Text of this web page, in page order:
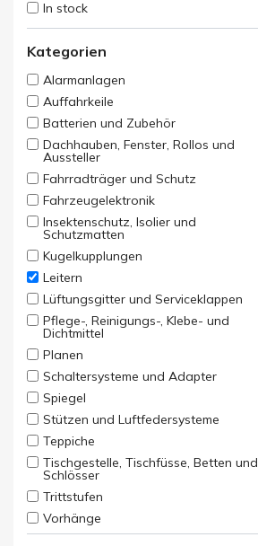
In stock
Kategorien
Alarmanlagen
Auffahrkeile
Batterien und Zubehör
Dachhauben, Fenster, Rollos und
Aussteller
Fahrradträger und Schutz
Fahrzeugelektronik
Insektenschutz, Isolier und
Schutzmatten
Kugelkupplungen
Leitern
Lüftungsgitter und Serviceklappen
Pflege-, Reinigungs-, Klebe- und
Dichtmittel
Planen
Schaltersysteme und Adapter
Spiegel
Stützen und Luftfedersysteme
Teppiche
Tischgestelle, Tischfüsse, Betten und
Schlösser
Trittstufen
Vorhänge